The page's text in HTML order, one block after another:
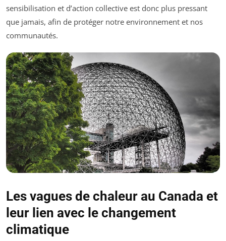
sensibilisation et d’action collective est donc plus pressant
que jamais, afin de protéger notre environnement et nos
communautés.
Les vagues de chaleur au Canada et
leur lien avec le changement
climatique